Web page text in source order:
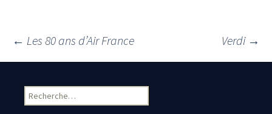
Navigation des articles
← Les 80 ans d’Air France Verdi →
Rechercher :